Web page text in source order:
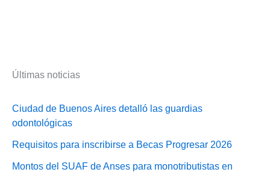
Últimas noticias
Ciudad de Buenos Aires detalló las guardias
odontológicas
Requisitos para inscribirse a Becas Progresar 2026
Montos del SUAF de Anses para monotributistas en